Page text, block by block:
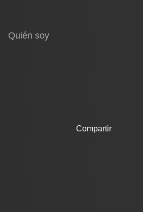
Quién soy
Compartir